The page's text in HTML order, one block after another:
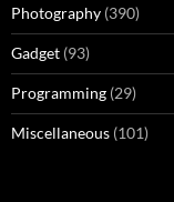
Photography (390)
Gadget (93)
Programming (29)
Miscellaneous (101)